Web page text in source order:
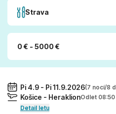
Strava
0 € - 5000 €
Pi 4.9 - Pi 11.9.2026(7 nocí/8
Košice - HeraklionOdlet
Detail letu